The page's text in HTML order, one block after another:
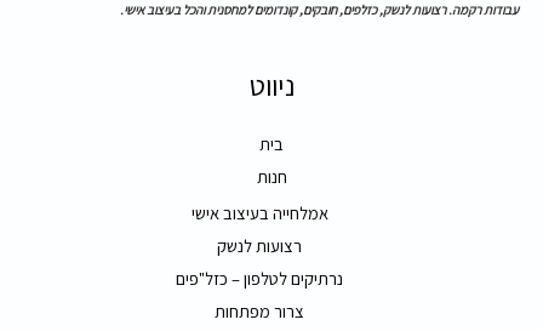
עבודות רקמה. רצועות לנשק, כזלפים, חובקים, קונדומים למחסנית והכל בעיצוב אישי.
ניווט
בית
חנות
אמלחייה בעיצוב אישי
רצועות לנשק
נרתיקים לטלפון – כזל"פים
צרור מפתחות